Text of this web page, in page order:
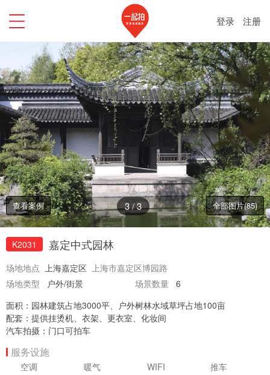
登录 注册
3/3
查看案例 全部图片(85)
K2031 嘉定中式园林
场地地点 上海嘉定区
上海市嘉定区博园路
场地类型
户外/街景 场景数量 6
面积：园林建筑占地3000平、户外树林水域草坪占地100亩
配套：提供挂烫机、衣架、更衣室、化妆间
汽车拍摄：门口可拍车
服务设施
空调 暖气 WIFI
推车